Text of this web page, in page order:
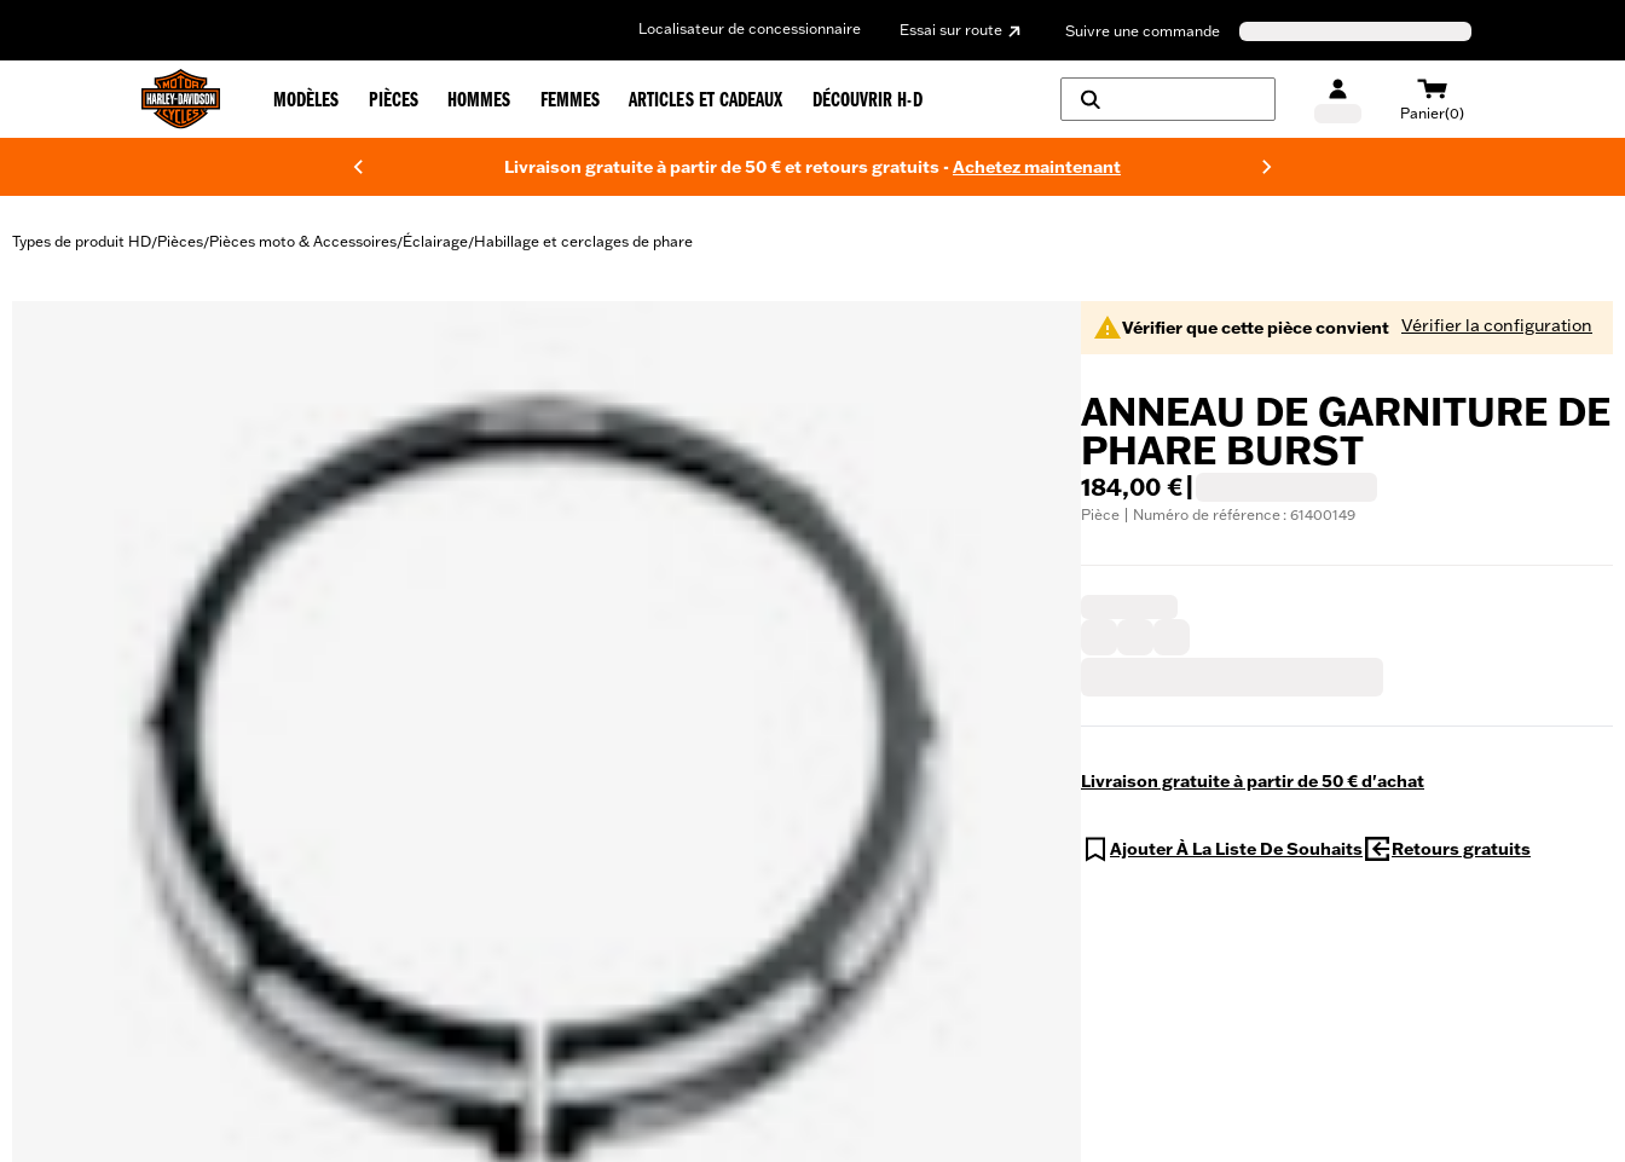
Localisateur de concessionnaire Essai sur route Suivre une commande
MODÈLES PIÈCES HOMMES FEMMES ARTICLES ET CADEAUX DÉCOUVRIR H-D
Panier(0)
Livraison gratuite à partir de 50 € et retours gratuits -Achetez maintenant
Types de produit HD/Pièces/Pièces moto & Accessoires/Éclairage/Habillage et cerclages de phare
Vérifier que cette pièce convient Vérifier la configuration
ANNEAU DE GARNITURE DE
PHARE BURST
184,00 €
Pièce | Numéro de référence : 61400149
Livraison gratuite à partir de 50 € d'achat
Ajouter À La Liste De Souhaits Retours gratuits